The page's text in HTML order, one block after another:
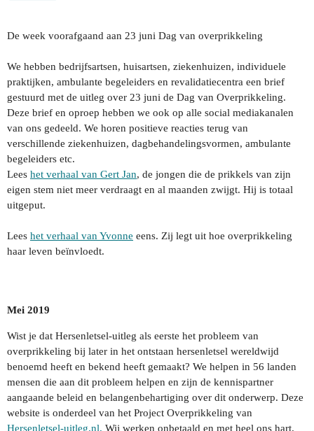
De week voorafgaand aan 23 juni Dag van overprikkeling
We hebben bedrijfsartsen, huisartsen, ziekenhuizen, individuele
praktijken, ambulante begeleiders en revalidatiecentra een brief
gestuurd met de uitleg over 23 juni de Dag van Overprikkeling.
Deze brief en oproep hebben we ook op alle social mediakanalen
van ons gedeeld. We horen positieve reacties terug van
verschillende ziekenhuizen, dagbehandelingsvormen, ambulante
begeleiders etc.
Lees het verhaal van Gert Jan, de jongen die de prikkels van zijn
eigen stem niet meer verdraagt en al maanden zwijgt. Hij is totaal
uitgeput.
Lees het verhaal van Yvonne eens. Zij legt uit hoe overprikkeling
haar leven beïnvloedt.
Mei 2019
Wist je dat Hersenletsel-uitleg als eerste het probleem van
overprikkeling bij later in het ontstaan hersenletsel wereldwijd
benoemd heeft en bekend heeft gemaakt? We helpen in 56 landen
mensen die aan dit probleem helpen en zijn de kennispartner
aangaande beleid en belangenbehartiging over dit onderwerp. Deze
website is onderdeel van het Project Overprikkeling van
Hersenletsel-uitleg.nl. Wij werken onbetaald en met heel ons hart.